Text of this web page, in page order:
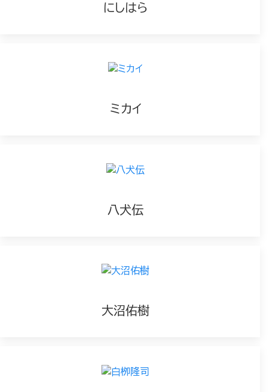
にしはら
ミカイ
八犬伝
大沼佑樹